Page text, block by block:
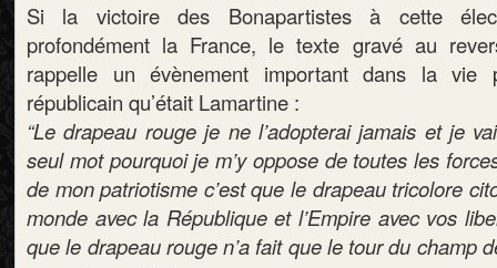
Si la victoire des Bonapartistes à cette
profondément la France, le texte gravé au
rappelle un évènement important dans la vie
républicain qu’était Lamartine :
“Le drapeau rouge je ne l’adopterai jamais et je
seul mot pourquoi je m’y oppose de toutes les
de mon patriotisme c’est que le drapeau tricolore
monde avec la République et l’Empire avec vos
que le drapeau rouge n’a fait que le tour du champ